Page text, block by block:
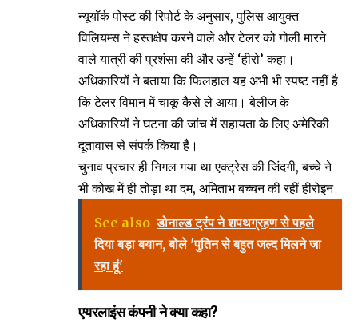
न्यूयॉर्क पोस्ट की रिपोर्ट के अनुसार, पुलिस आयुक्त
विलियम्स ने हस्तक्षेप करने वाले और टेलर को गोली मारने
वाले यात्री की प्रशंसा की और उन्हें ‘हीरो’ कहा।
अधिकारियों ने बताया कि फिलहाल यह अभी भी स्पष्ट नहीं है
कि टेलर विमान में चाकू कैसे ले आया। बेलीज के
अधिकारियों ने घटना की जांच में सहायता के लिए अमेरिकी
दूतावास से संपर्क किया है।
चुनाव प्रचार ही निगल गया था एक्ट्रेस की जिंदगी, बच्चे ने
भी कोख में ही तोड़ा था दम, अमिताभ बच्चन की रहीं हीरोइन
See also डोनाल्ड ट्रंप ने शपथग्रहण से पहले
दिया बड़ा बयान, बोले 'पुतिन से बहुत जल्द मिलने जा
रहा हूं'
एयरलाइंस कंपनी ने क्या कहा?